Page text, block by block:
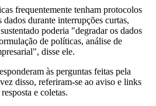
frequentemente tenham protocolos
durante interrupções curtas,
poderia "degradar os dados
de políticas, análise de
disse ele.
às perguntas feitas pela
disso, referiram-se ao aviso e links
e coletas.